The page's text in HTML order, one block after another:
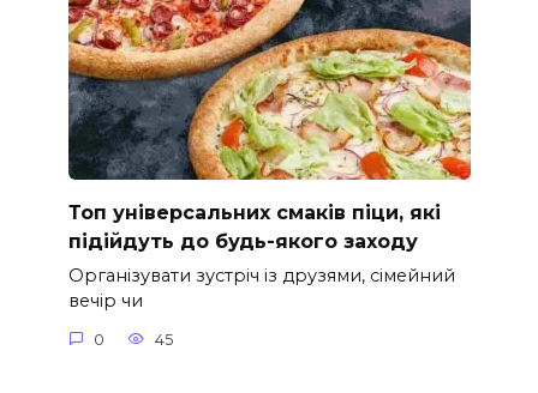
Топ універсальних смаків піци, які
підійдуть до будь-якого заходу
Організувати зустріч із друзями, сімейний
вечір чи
0 45